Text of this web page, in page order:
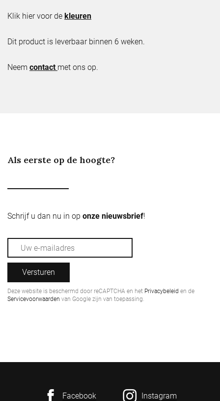
Klik hier voor de kleuren
Dit product is leverbaar binnen 6 weken.
Neem contact met ons op.
Als eerste op de hoogte?
Schrijf u dan nu in op onze nieuwsbrief!
Versturen
Deze website is beschermd door reCAPTCHA en het Privacybeleid en de
Servicevoorwaarden van Google zijn van toepassing.
Facebook Instagram